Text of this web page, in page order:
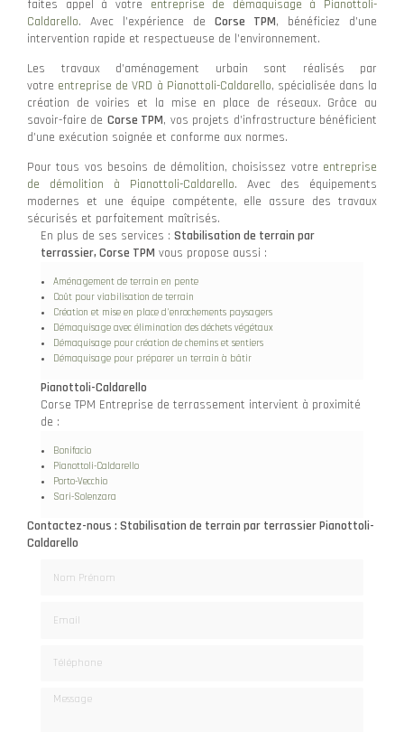
faites appel à votre entreprise de démaquisage à Pianottoli-
Caldarello. Avec l’expérience de Corse TPM, bénéficiez d’une
intervention rapide et respectueuse de l’environnement.
Les travaux d’aménagement urbain sont réalisés par
votre entreprise de VRD à Pianottoli-Caldarello, spécialisée dans la
création de voiries et la mise en place de réseaux. Grâce au
savoir-faire de Corse TPM, vos projets d’infrastructure bénéficient
d’une exécution soignée et conforme aux normes.
Pour tous vos besoins de démolition, choisissez votre entreprise
de démolition à Pianottoli-Caldarello. Avec des équipements
modernes et une équipe compétente, elle assure des travaux
sécurisés et parfaitement maîtrisés.
En plus de ses services : Stabilisation de terrain par
terrassier, Corse TPM vous propose aussi :
Aménagement de terrain en pente
Coût pour viabilisation de terrain
Création et mise en place d'enrochements paysagers
Démaquisage avec élimination des déchets végétaux
Démaquisage pour création de chemins et sentiers
Démaquisage pour préparer un terrain à bâtir
Pianottoli-Caldarello
Corse TPM Entreprise de terrassement intervient à proximité
de :
Bonifacio
Pianottoli-Caldarello
Porto-Vecchio
Sari-Solenzara
Contactez-nous : Stabilisation de terrain par terrassier Pianottoli-
Caldarello
Message